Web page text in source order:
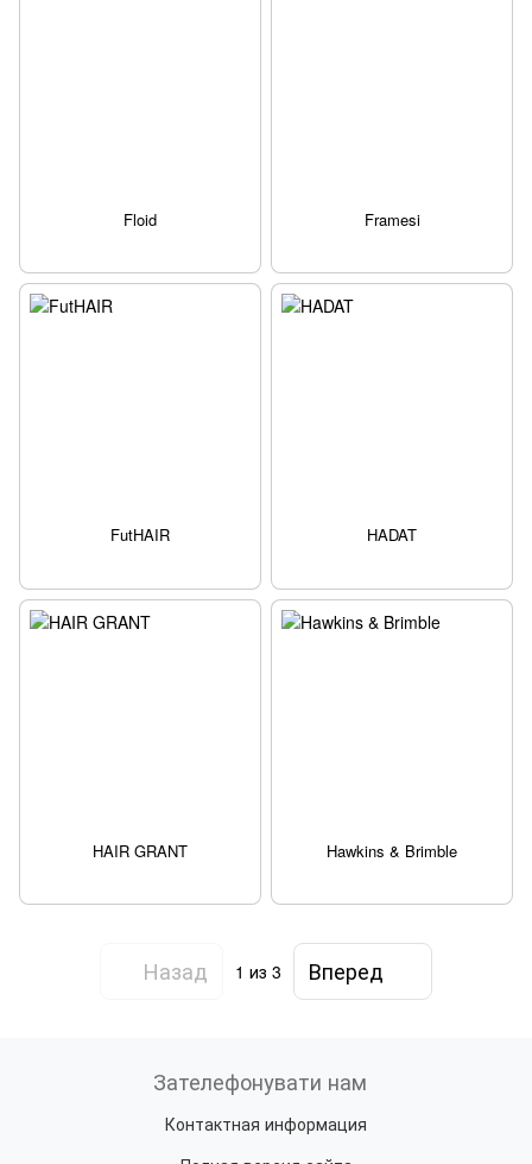
Floid Framesi
FutHAIR HADAT
HAIR GRANT Hawkins & Brimble
Назад 1 из 3 Вперед
Зателефонувати нам
Контактная информация